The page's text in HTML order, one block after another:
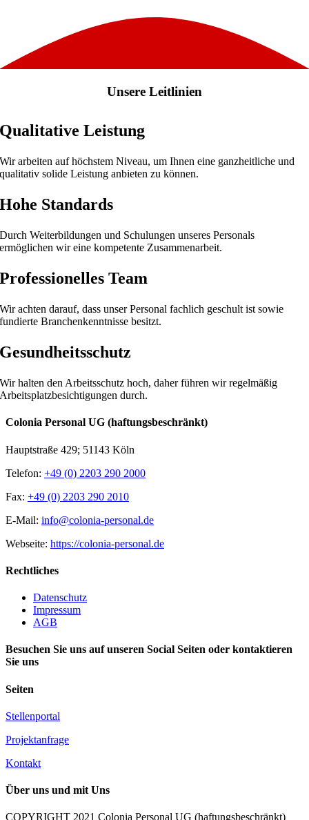
Unsere Leitlinien
Qualitative Leistung
Wir arbeiten auf höchstem Niveau, um Ihnen eine ganzheitliche und
qualitativ solide Leistung anbieten zu können.
Hohe Standards
Durch Weiterbildungen und Schulungen unseres Personals
ermöglichen wir eine kompetente Zusammenarbeit.
Professionelles Team
Wir achten darauf, dass unser Personal fachlich geschult ist sowie
fundierte Branchenkenntnisse besitzt.
Gesundheitsschutz
Wir halten den Arbeitsschutz hoch, daher führen wir regelmäßig
Arbeitsplatzbesichtigungen durch.
Colonia Personal UG (haftungsbeschränkt)
Hauptstraße 429; 51143 Köln
Telefon: +49 (0) 2203 290 2000
Fax: +49 (0) 2203 290 2010
E-Mail: info@colonia-personal.de
Webseite: https://colonia-personal.de
Rechtliches
Datenschutz
Impressum
AGB
Besuchen Sie uns auf unseren Social Seiten oder kontaktieren
Sie uns
Seiten
Stellenportal
Projektanfrage
Kontakt
Über uns und mit Uns
COPYRIGHT 2021 Colonia Personal UG (haftungsbeschränkt)